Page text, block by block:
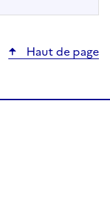
Haut de page